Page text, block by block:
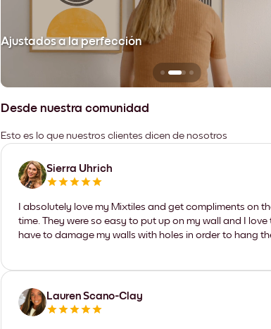
Ajustados a la perfección
Desde nuestra comunidad
Esto es lo que nuestros clientes dicen de nosotros
Sierra Uhrich
I absolutely love my Mixtiles and get compliments on
time. They were so easy to put up on my wall and I
have to damage my walls with holes in order to hang
Lauren Scano-Clay